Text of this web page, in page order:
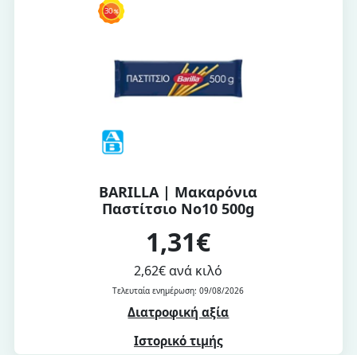
BARILLA | Μακαρόνια
Παστίτσιο Νο10 500g
1,31€
2,62€ ανά κιλό
Τελευταία ενημέρωση: 09/08/2026
Διατροφική αξία
Ιστορικό τιμής